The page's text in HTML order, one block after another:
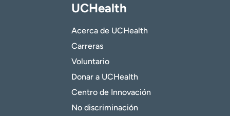
UCHealth
Acerca de UCHealth
Carreras
Voluntario
Donar a UCHealth
Centro de Innovación
No discriminación